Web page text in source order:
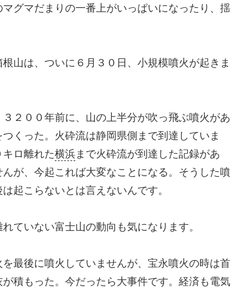
グマだまりの一番上がいっぱいになったり、揺
山は、ついに６月３０日、小規模噴火が起きま
２００年前に、山の上半分が吹っ飛ぶ噴火があ
くった。火砕流は静岡県側まで到達していま
ロ離れた横浜まで火砕流が到達した記録があ
が、今起これば大変なことになる。そうした噴
起こらないとは言えないんです。
ていない富士山の動向も気になります。
最後に噴火していませんが、宝永噴火の時は首
積もった。今だったら大事件です。経済も電気